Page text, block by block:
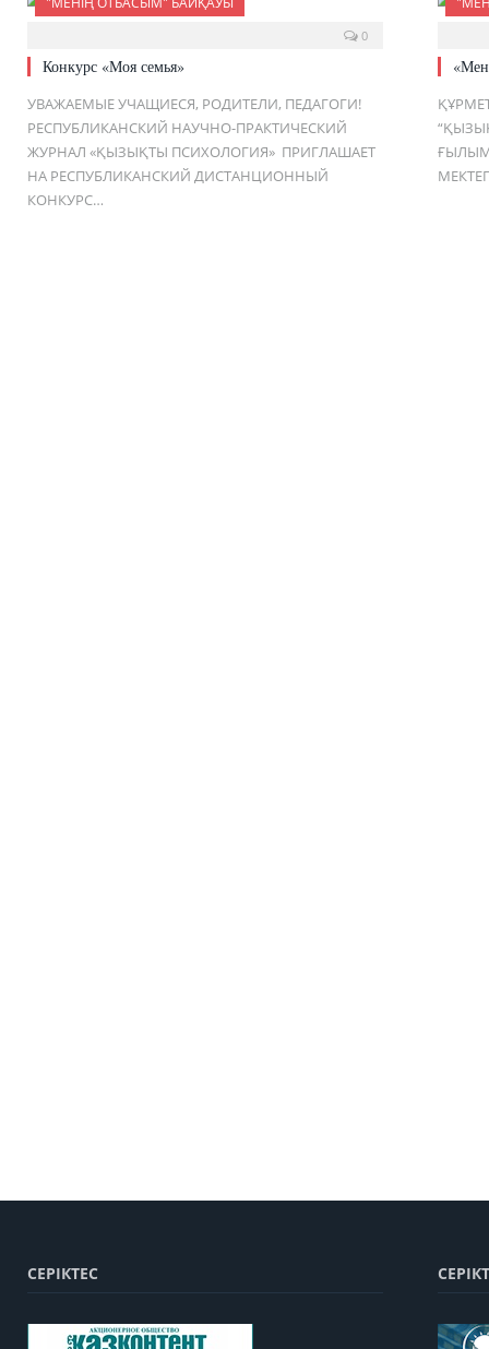
0
Конкурс «Моя семья»
УВАЖАЕМЫЕ УЧАЩИЕСЯ, РОДИТЕЛИ, ПЕДАГОГИ!
РЕСПУБЛИКАНСКИЙ НАУЧНО-ПРАКТИЧЕСКИЙ
ЖУРНАЛ «ҚЫЗЫҚТЫ ПСИХОЛОГИЯ» ПРИГЛАШАЕТ
НА РЕСПУБЛИКАНСКИЙ ДИСТАНЦИОННЫЙ
КОНКУРС…
СЕРІКТЕС